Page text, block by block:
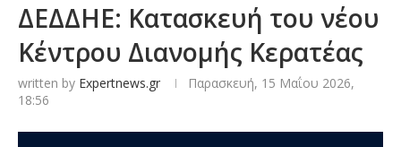
ΔΕΔΔΗΕ: Κατασκευή του νέου
Κέντρου Διανομής Κερατέας
written by Expertnews.gr
Παρασκευή, 15 Μαΐου 2026,
18:56